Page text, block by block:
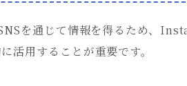
を通じて情報を得るため、
活用することが重要です。